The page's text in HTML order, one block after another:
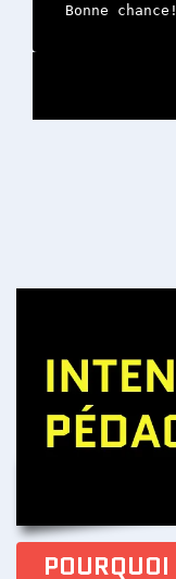
Bonne chance!